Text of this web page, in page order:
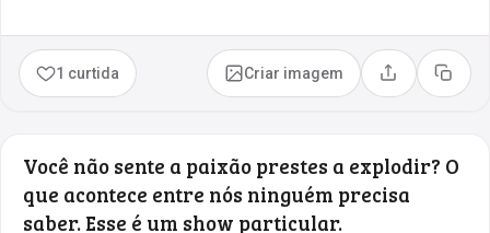
1 curtida Criar imagem Compartilhar
Copiar
Você não sente a paixão prestes a explodir? O
que acontece entre nós ninguém precisa
saber. Esse é um show particular.